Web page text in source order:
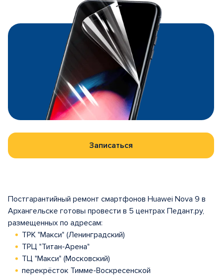
Записаться
Постгарантийный ремонт смартфонов Huawei Nova 9 в
Архангельске готовы провести в 5 центрах Педант.ру,
размещенных по адресам:
ТРК "Макси" (Ленинградский)
ТРЦ "Титан-Арена"
ТЦ "Макси" (Московский)
перекрёсток Тимме-Воскресенской